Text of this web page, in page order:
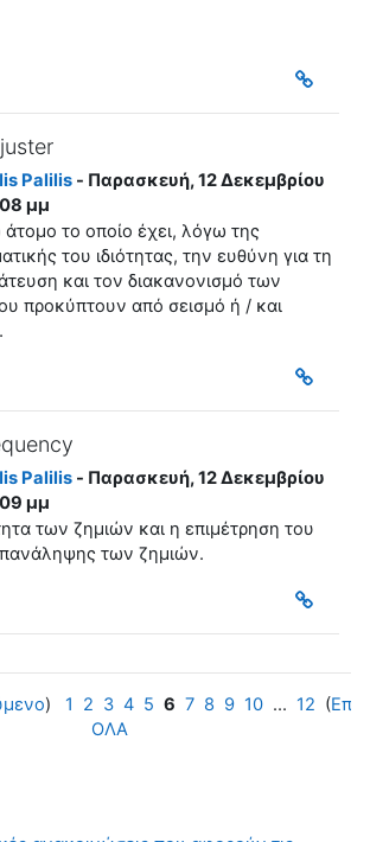
Palilis- Παρασκευή, 12 Δεκεμβρίου
μμ
το οποίο έχει, λόγω της
του ιδιότητας, την ευθύνη για τη
και τον διακανονισμό των
προκύπτουν από σεισμό ή / και
Palilis- Παρασκευή, 12 Δεκεμβρίου
μμ
των ζημιών και η επιμέτρηση του
των ζημιών.
) 1 2 3 4 5 6 7 8 9 10 ... 12 (
ΟΛΑ